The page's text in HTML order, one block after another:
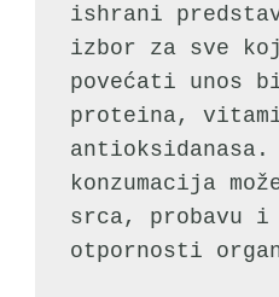
ishrani
izbor za sve
povećati unos
proteina,
antioksidanasa.
konzumacija
srca, probavu i
otpornosti